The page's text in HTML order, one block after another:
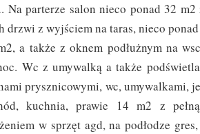
Na parterze salon nieco ponad 32
drzwi z wyjściem na taras, nieco
a także z oknem podłużnym na
Wc z umywalką a także
prysznicowymi, wc, umywalkami,
kuchnia, prawie 14 m2 z
w sprzęt agd, na podłodze